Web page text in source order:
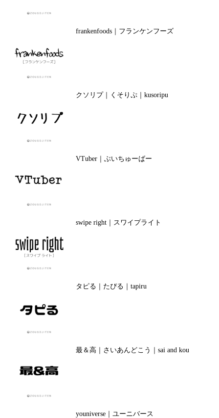
frankenfoods｜フランケンフーズ
クソリプ｜くそりぷ｜kusoripu
VTuber｜ぶいちゅーばー
swipe right｜スワイプライト
タピる｜たぴる｜tapiru
最＆高｜さいあんどこう｜sai and kou
youniverse｜ユーニバース